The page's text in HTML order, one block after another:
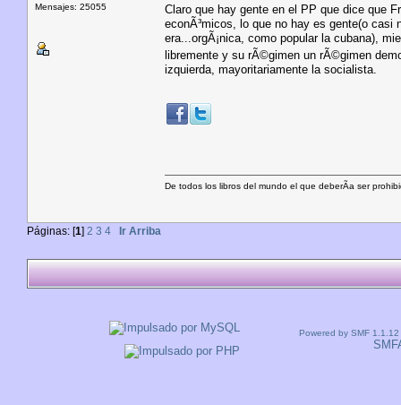
Mensajes: 25055
Claro que hay gente en el PP que dice que
econÃ³micos, lo que no hay es gente(o
era...orgÃ¡nica, como popular la cubana),
libremente y su rÃ©gimen un rÃ©gimen
izquierda, mayoritariamente la socialista.
De todos los libros del mundo el que deberÃ­a ser
Páginas: [1] 2 3 4 Ir Arriba
Powered by SMF 1.1.12